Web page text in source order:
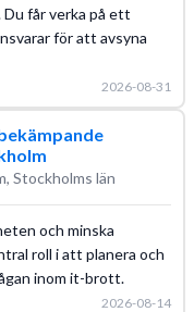
får verka på ett
för att avsyna
2026-08-31
Stockholms län
och minska
roll i att planera och
inom it-brott.
2026-08-14